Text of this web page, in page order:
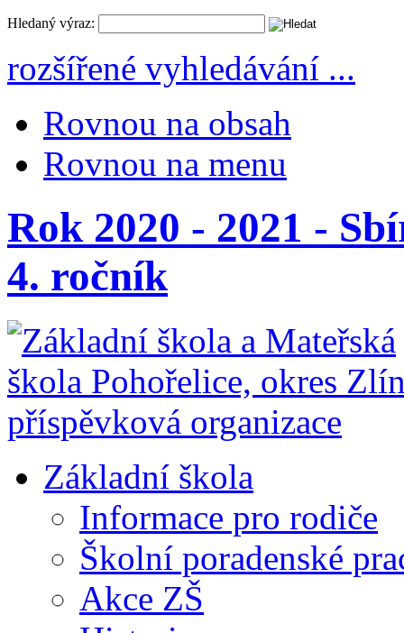
Hledaný výraz:
rozšířené vyhledávání ...
Rovnou na obsah
Rovnou na menu
Rok 2020 - 2021 -
4. ročník
Základní škola
Informace pro rodiče
Školní poradenské
Akce ZŠ